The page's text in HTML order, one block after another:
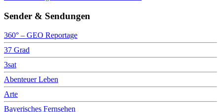
Sender & Sendungen
360° – GEO Reportage
37 Grad
3sat
Abenteuer Leben
Arte
Bayerisches Fernsehen